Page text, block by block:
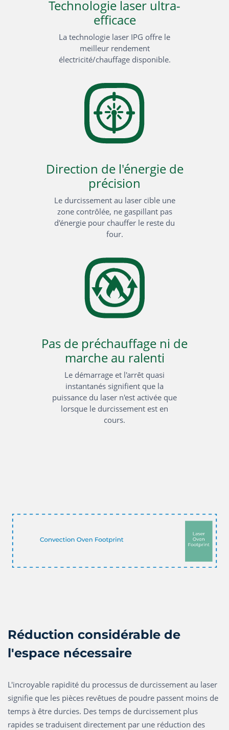
Technologie laser ultra-
efficace
La technologie laser IPG offre le
meilleur rendement
électricité/chauffage disponible.
Direction de l'énergie de
précision
Le durcissement au laser cible une
zone contrôlée, ne gaspillant pas
d'énergie pour chauffer le reste du
four.
Pas de préchauffage ni de
marche au ralenti
Le démarrage et l'arrêt quasi
instantanés signifient que la
puissance du laser n'est activée que
lorsque le durcissement est en
cours.
Réduction considérable de
l'espace nécessaire
L'incroyable rapidité du processus de durcissement au laser
signifie que les pièces revêtues de poudre passent moins de
temps à être durcies. Des temps de durcissement plus
rapides se traduisent directement par une réduction des